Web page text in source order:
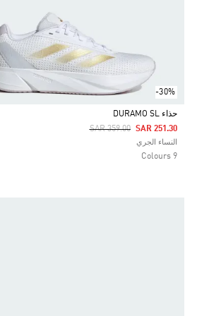
-30%
Selected
حذاء DURAMO SL
Price Reduced From
SAR 359.00ToSAR 251.30
النساء الجري
9 Colours